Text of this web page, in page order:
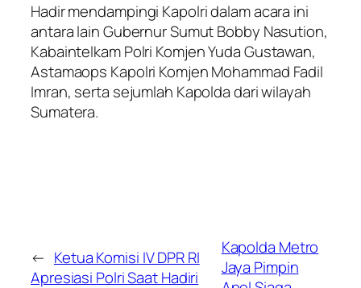
Hadir mendampingi Kapolri dalam acara ini
antara lain Gubernur Sumut Bobby Nasution,
Kabaintelkam Polri Komjen Yuda Gustawan,
Astamaops Kapolri Komjen Mohammad Fadil
Imran, serta sejumlah Kapolda dari wilayah
Sumatera.
← Ketua Komisi IV DPR RI
Apresiasi Polri Saat Hadiri
Kapolda Metro
Jaya Pimpin